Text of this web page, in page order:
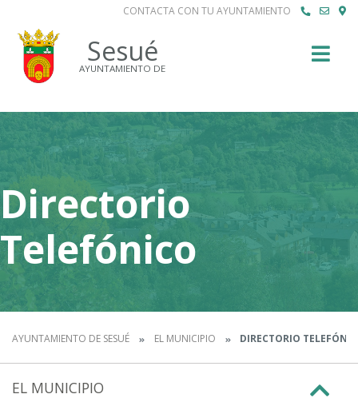
CONTACTA CON TU AYUNTAMIENTO
Sesué
AYUNTAMIENTO DE
Directorio
Telefónico
AYUNTAMIENTO DE SESUÉ EL MUNICIPIO DIRECTORIO
EL MUNICIPIO